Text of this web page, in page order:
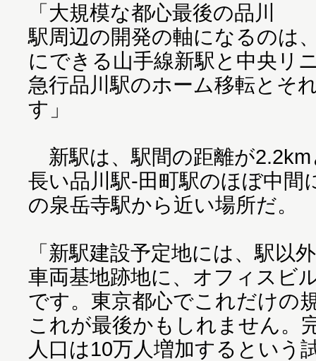
「大規模な都心最後の品川
駅周辺の開発の軸になるのは
にできる山手線新駅と中央リ
急行品川駅のホーム移転とそ
す」
新駅は、駅間の距離が
長い品川駅‐田町駅のほぼ中間
の泉岳寺駅から近い場所だ。
「新駅建設予定地には、駅以
車両基地跡地に、オフィスビ
です。東京都心でこれだけの
これが最後かもしれません。
人口は10万人増加するという